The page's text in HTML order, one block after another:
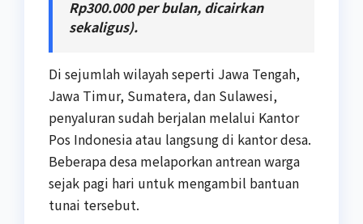
Rp300.000 per bulan, dicairkan
sekaligus).
Di sejumlah wilayah seperti Jawa Tengah,
Jawa Timur, Sumatera, dan Sulawesi,
penyaluran sudah berjalan melalui Kantor
Pos Indonesia atau langsung di kantor desa.
Beberapa desa melaporkan antrean warga
sejak pagi hari untuk mengambil bantuan
tunai tersebut.